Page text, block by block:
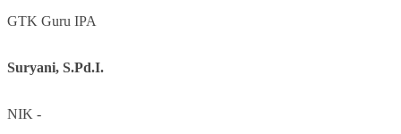
GTK Guru IPA
Suryani, S.Pd.I.
NIK -